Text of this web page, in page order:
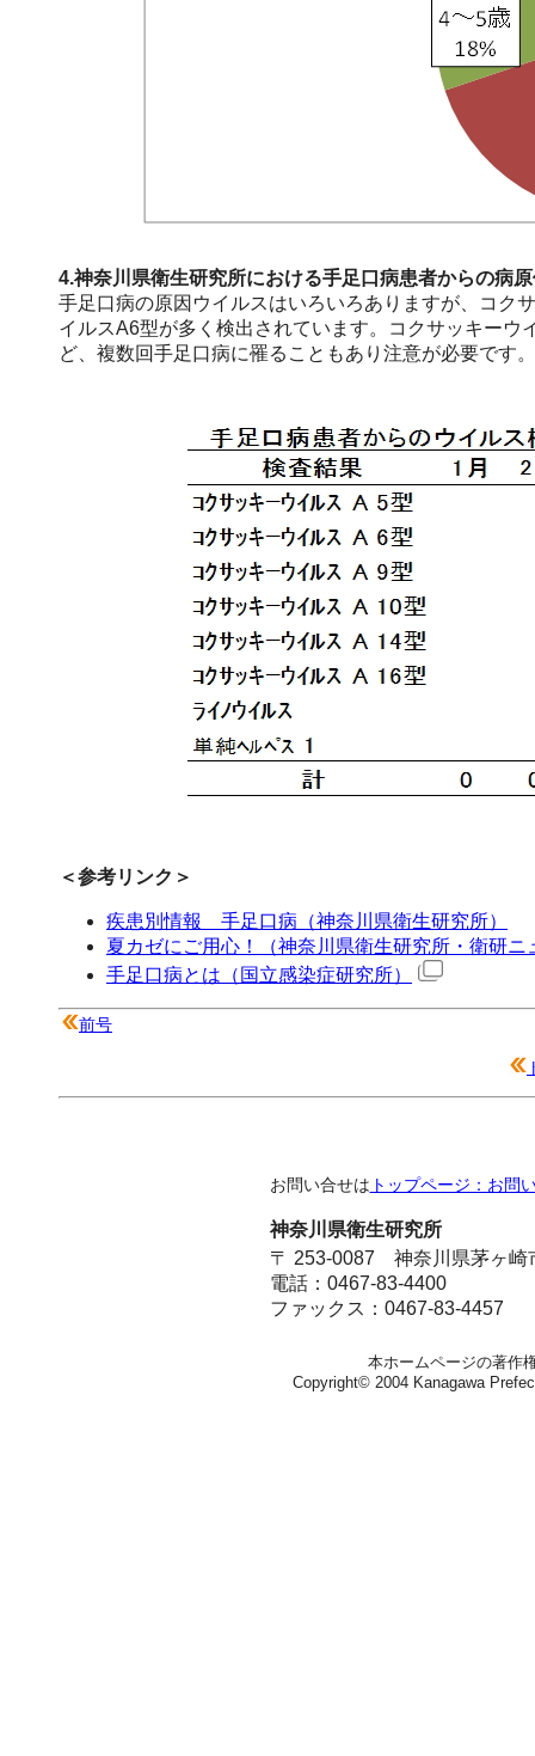
4.神奈川県衛生研究所における手足口病患者からの病
手足口病の原因ウイルスはいろいろありますが、コク
イルスA6型が多く検出されています。コクサッキー
ど、複数回手足口病に罹ることもあり注意が必要です。
＜参考リンク＞
疾患別情報 手足口病（神奈川県衛生研究所）
夏カゼにご用心！（神奈川県衛生研究所・衛研ニ
手足口病とは（国立感染症研究所）
前号
お問い合せは トップページ：お問
神奈川県衛生研究所
〒 253-0087 神奈川県茅ヶ崎
電話：0467-83-4400
ファックス：0467-83-4457
本ホームページの著作
Copyright© 2004 Kanagawa